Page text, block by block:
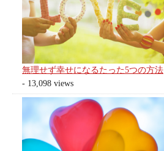
無理せず幸せになるたった5つの方法
- 13,098 views